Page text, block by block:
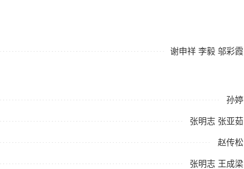
谢申祥李毅邬彩霞
孙婷
张明志 张亚茹
赵传松
张明志 王成梁